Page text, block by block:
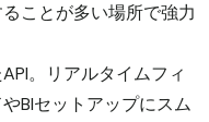
ことが多い場所で強力
。リアルタイムフィ
BIセットアップにスム